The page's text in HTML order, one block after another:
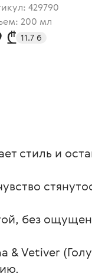
429790
200 мл
₾ 11.7 б
стиль и
без
Vetiver